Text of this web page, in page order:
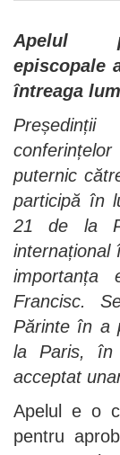
Apelul
episcopale
întreaga
puternic
participă în
21 de la
internațional
importanța
Francisc.
Părinte în a
la Paris, în
acceptat
Apelul e o
pentru